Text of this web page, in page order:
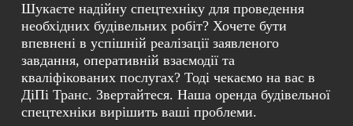
Шукаєте надійну спецтехніку для проведення
необхідних будівельних робіт? Хочете бути
впевнені в успішній реалізації заявленого
завдання, оперативній взаємодії та
кваліфікованих послугах? Тоді чекаємо на вас в
ДіПі Транс. Звертайтеся. Наша оренда будівельної
спецтехніки вирішить ваші проблеми.